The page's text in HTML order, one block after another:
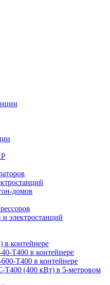
домов
электростанций
контейнере
Т400 в контейнере
Т400 в контейнере
(400 кВт) в 5-метровом